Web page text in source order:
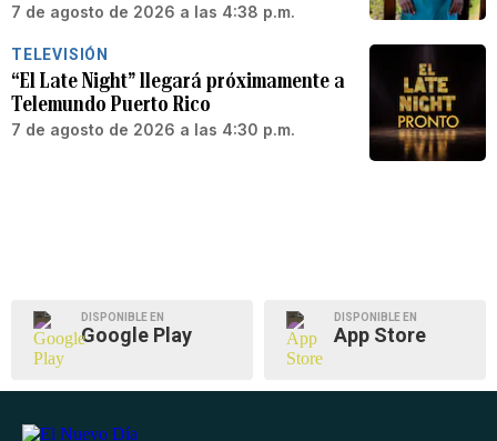
7 de agosto de 2026 a las 4:38 p.m.
TELEVISIÓN
“El Late Night” llegará próximamente a
Telemundo Puerto Rico
7 de agosto de 2026 a las 4:30 p.m.
DISPONIBLE EN
Google Play
DISPONIBLE EN
App Store